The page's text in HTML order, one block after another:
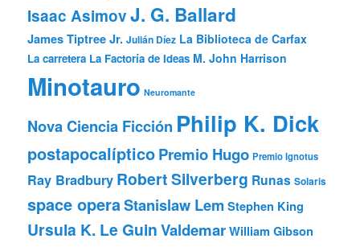
Isaac AsimovJ. G. Ballard
James Tiptree Jr. Julián Díez La Biblioteca de Carfax
La carretera La Factoría de Ideas M. John Harrison
Minotauro Neuromante
Nova Ciencia Ficción Philip K. Dick
postapocalípticoPremio Hugo Premio Ignotus
Ray Bradbury Robert Silverberg Runas Solaris
space operaStanislaw Lem Stephen King
Ursula K. Le GuinValdemarWilliam Gibson